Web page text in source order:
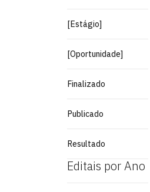
[Estágio]
[Oportunidade]
Finalizado
Publicado
Resultado
Editais por Ano